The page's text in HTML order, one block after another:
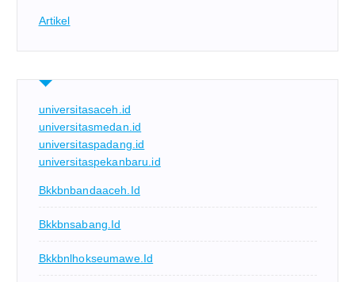
Artikel
universitasaceh.id
universitasmedan.id
universitaspadang.id
universitaspekanbaru.id
Bkkbnbandaaceh.id
Bkkbnsabang.id
Bkkbnlhokseumawe.id